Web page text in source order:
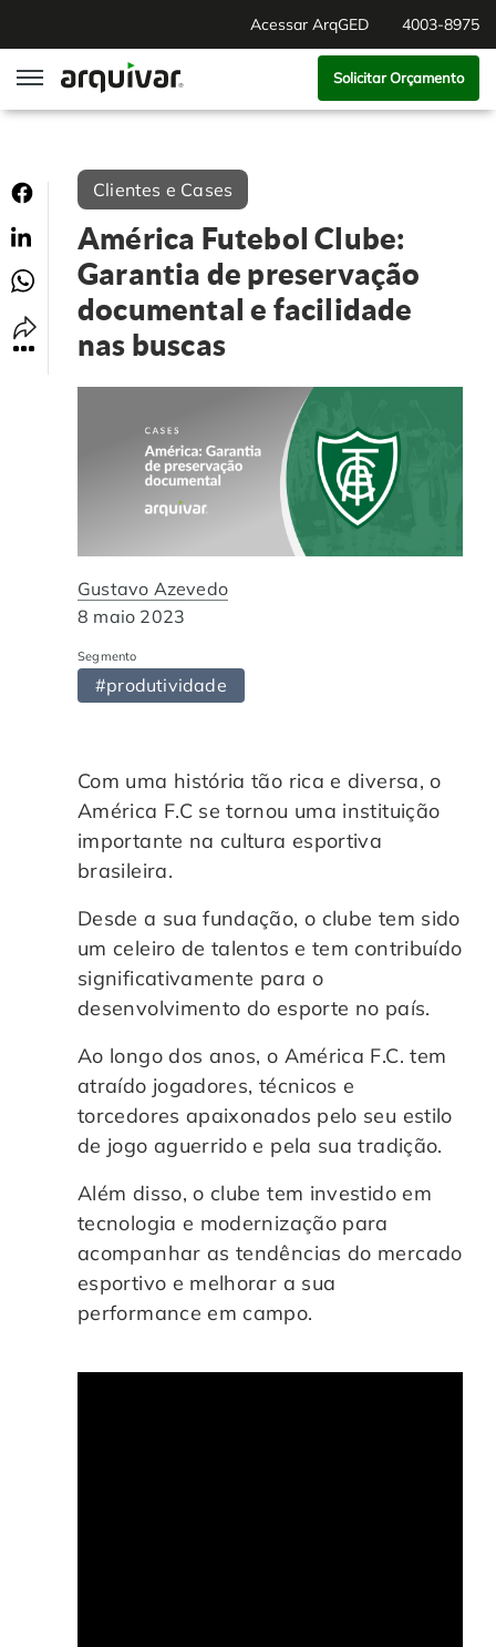
Acessar ArqGED 4003-8975
ArqSign
Soluções
Gestão de Documentos
Digitalização
Software para BPM
Automação de Processos
Educação Corporativa
Adequação à LGPD
Auditoria de Processos
Gestão do Departamento Pessoal
Controle e Organização de Documentos Físicos
Guarda de Documentos
Consultoria Documental
Segmentos
RH Digital
Agronegócio
Hospitais e Clínicas
Instituições de Ensino
Departamento Financeiro
Institucional
Cases de Sucesso
Nossas Unidades
Trabalhe Conosco
Solicitar Orçamento
Clientes e Cases
América Futebol Clube:
Garantia de preservação
documental e facilidade
nas buscas
Gustavo Azevedo
8 maio 2023
Segmento
#produtividade
Com uma história tão rica e diversa, o
América F.C se tornou uma instituição
importante na cultura esportiva
brasileira.
Desde a sua fundação, o clube tem sido
um celeiro de talentos e tem contribuído
significativamente para o
desenvolvimento do esporte no país.
Ao longo dos anos, o América F.C. tem
atraído jogadores, técnicos e
torcedores apaixonados pelo seu estilo
de jogo aguerrido e pela sua tradição.
Além disso, o clube tem investido em
tecnologia e modernização para
acompanhar as tendências do mercado
esportivo e melhorar a sua
performance em campo.